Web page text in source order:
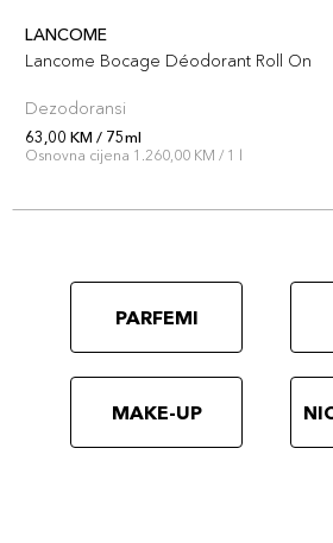
LANCOME
Lancome Bocage Déodorant Roll On
Dezodoransi
63,00 KM / 75ml
Osnovna cijena 1.260,00 KM / 1 l
PARFEMI
MAKE-UP